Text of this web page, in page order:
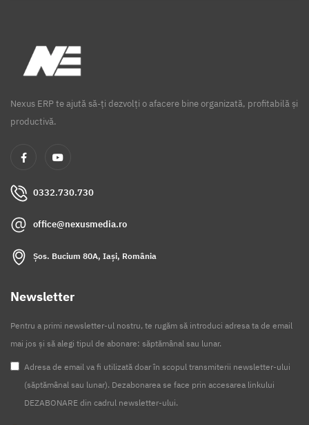
Nexus ERP te ajută să-ți dezvolți o afacere bine organizată, profitabilă și
productivă.
0332.730.730
office@nexusmedia.ro
Șos. Bucium 80A, Iași, România
Newsletter
Pentru a primi newsletter-ul nostru, te rugăm să introduci adresa ta de email
mai jos și să alegi tipul de abonare: săptămânal sau lunar.
Adresa de email va fi utilizată doar în scopul transmiterii newsletter-ului
(săptămânal sau lunar). Dezabonarea se face prin accesarea linkului
DEZABONARE din cadrul newsletter-ului.